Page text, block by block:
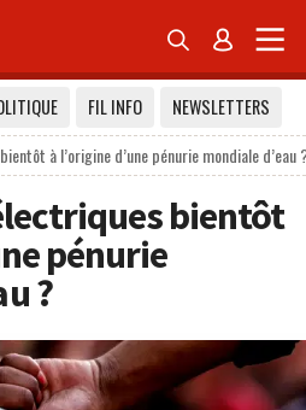
 
FIL INFO
NEWSLETTERS
à l’origine d’une pénurie mondiale d’eau
bientôt
pénurie
?